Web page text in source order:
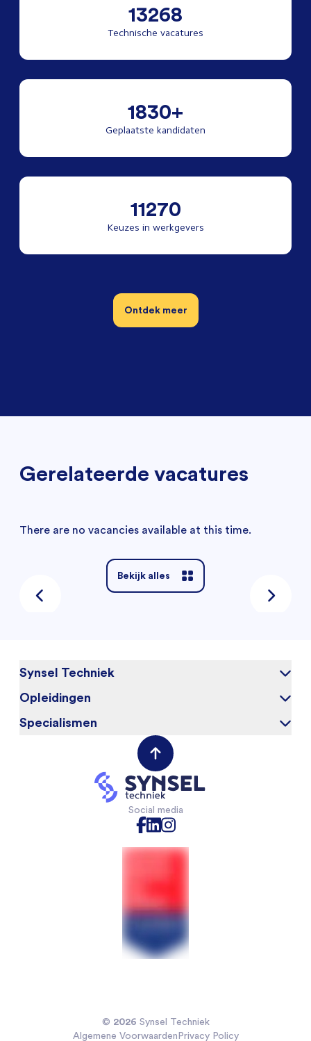
13268
Technische vacatures
1830+
Geplaatste kandidaten
11270
Keuzes in werkgevers
Ontdek meer
Gerelateerde vacatures
There are no vacancies available at this time.
Bekijk alles
Synsel Techniek
Over ons
Onze kandidaten
Contact opnemen
Opleidingen
Elektrotechniek
Industriële Automatisering
Specialismen
Mechanical Engineers
Software & Electrical Engineers
Monteurs Technische DienstSocial media
© 2026 Synsel Techniek
Algemene VoorwaardenPrivacy Policy